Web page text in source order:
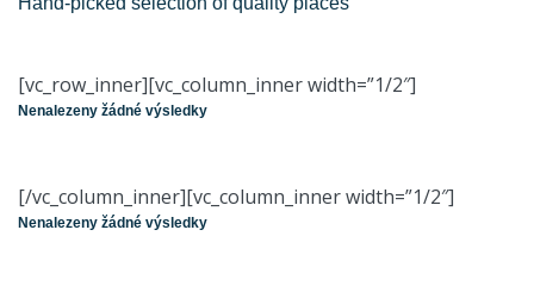
[vc_row_inner][vc_column_inner width=”1/2″]
Nenalezeny žádné výsledky
[/vc_column_inner][vc_column_inner width=”1/2″]
Nenalezeny žádné výsledky